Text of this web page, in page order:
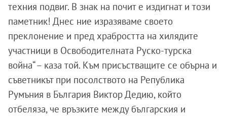
техния подвиг. В знак на почит е издигнат и този
паметник! Днес ние изразяваме своето
преклонение и пред храбростта на хилядите
участници в Освободителната Руско-турска
война“ – каза той. Към присъстващите се обърна и
съветникът при посолството на Република
Румъния в България Виктор Дедию, който
отбеляза, че връзките между българския и